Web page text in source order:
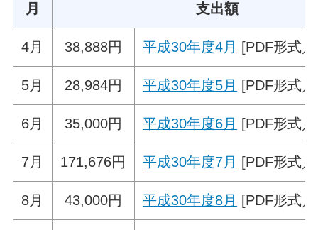
月 支出額
4月 38,888円 平成30年度4月 [PDF形式
5月 28,984円 平成30年度5月 [PDF形式
6月 35,000円 平成30年度6月 [PDF形式
7月 171,676円 平成30年度7月 [PDF形式
8月 43,000円 平成30年度8月 [PDF形式